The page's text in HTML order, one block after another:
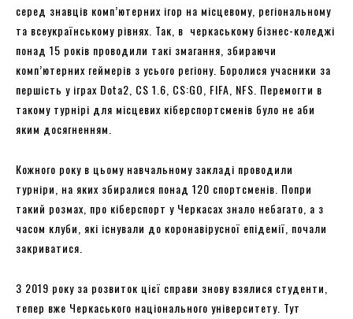
серед знавців комп’ютерних ігор на місцевому, регіональному
та всеукраїнському рівнях. Так, в черкаському бізнес-коледжі
понад 15 років проводили такі змагання, збираючи
комп’ютерних геймерів з усього регіону. Боролися учасники за
першість у іграх Dota2, CS 1.6, CS:GO, FIFA, NFS. Перемогти в
такому турнірі для місцевих кіберспортсменів було не аби
яким досягненням.
Кожного року в цьому навчальному закладі проводили
турніри, на яких збиралися понад 120 спортсменів. Попри
такий розмах, про кіберспорт у Черкасах знало небагато, а з
часом клуби, які існували до коронавірусної епідемії, почали
закриватися.
З 2019 року за розвиток цієї справи знову взялися студенти,
тепер вже Черкаського національного університету. Тут